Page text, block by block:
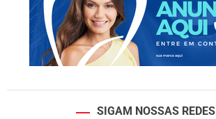
SIGAM NOSSAS REDES